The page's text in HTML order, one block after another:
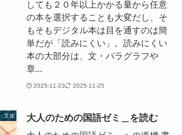
しても２０年以上かかる量から任意
の本を選択することも大変だし、そ
もそもデジタル本は目を通すのは簡
単だが「読みにくい」。読みにくい
本の大部分は、文・パラグラフや
章...
2025-11-23 2025-11-25
文化 大人のための国語ゼミ＿を読む